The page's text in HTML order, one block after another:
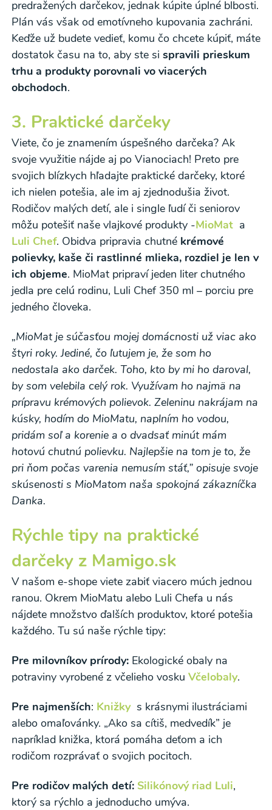
predražených darčekov, jednak kúpite úplné blbosti.
Plán vás však od emotívneho kupovania zachráni.
Keďže už budete vedieť, komu čo chcete kúpiť, máte
dostatok času na to, aby ste si spravili prieskum
trhu a produkty porovnali vo viacerých
obchodoch.
3. Praktické darčeky
Viete, čo je znamením úspešného darčeka? Ak
svoje využitie nájde aj po Vianociach! Preto pre
svojich blízkych hľadajte praktické darčeky, ktoré
ich nielen potešia, ale im aj zjednodušia život.
Rodičov malých detí, ale i single ľudí či seniorov
môžu potešiť naše vlajkové produkty -MioMat a
Luli Chef. Obidva pripravia chutné krémové
polievky, kaše či rastlinné mlieka, rozdiel je len v
ich objeme. MioMat pripraví jeden liter chutného
jedla pre celú rodinu, Luli Chef 350 ml – porciu pre
jedného človeka.
„MioMat je súčasťou mojej domácnosti už viac ako
štyri roky. Jediné, čo ľutujem je, že som ho
nedostala ako darček. Toho, kto by mi ho daroval,
by som velebila celý rok. Využívam ho najmä na
prípravu krémových polievok. Zeleninu nakrájam na
kúsky, hodím do MioMatu, naplním ho vodou,
pridám soľ a korenie a o dvadsať minút mám
hotovú chutnú polievku. Najlepšie na tom je to, že
pri ňom počas varenia nemusím stáť,” opisuje svoje
skúsenosti s MioMatom naša spokojná zákazníčka
Danka.
Rýchle tipy na praktické
darčeky z Mamigo.sk
V našom e-shope viete zabiť viacero múch jednou
ranou. Okrem MioMatu alebo Luli Chefa u nás
nájdete množstvo ďalších produktov, ktoré potešia
každého. Tu sú naše rýchle tipy:
Pre milovníkov prírody: Ekologické obaly na
potraviny vyrobené z včelieho vosku Včelobaly.
Pre najmenších: Knižky s krásnymi ilustráciami
alebo omaľovánky. „Ako sa cítiš, medvedík” je
napríklad knižka, ktorá pomáha deťom a ich
rodičom rozprávať o svojich pocitoch.
Pre rodičov malých detí: Silikónový riad Luli,
ktorý sa rýchlo a jednoducho umýva.
Odber noviniek a akcií
Odoslaním registrácie na Newsletter súhlasím so
spracovaním osobných údajov pre účely
zasielania newsletteru a potvrdzujem, že som si
prečítal(a)informácie o Ochrane osobných
údajova súhlasím s nimi.